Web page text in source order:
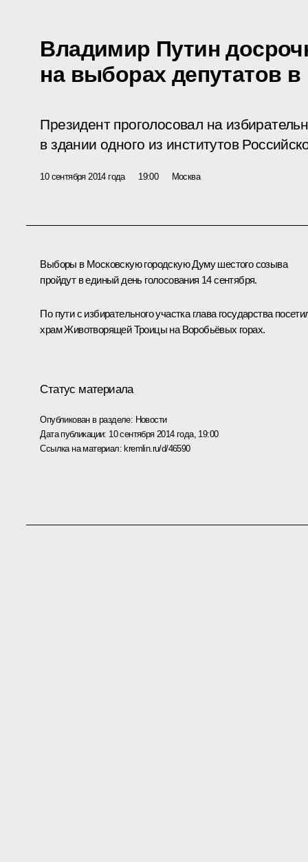
Владимир Путин
на выборах депутатов
Президент проголосовал на
в здании одного из институтов
10 сентября 2014 года 19:00 Москва
Выборы в Московскую городскую Думу шестого созыва
пройдут в единый день голосования 14 сентября.
По пути с избирательного участка глава государства
храм Животворящей Троицы на Воробьёвых горах.
Статус материала
Опубликован в разделе: Новости
Дата публикации: 10 сентября 2014 года, 19:00
Ссылка на материал: kremlin.ru/d/46590